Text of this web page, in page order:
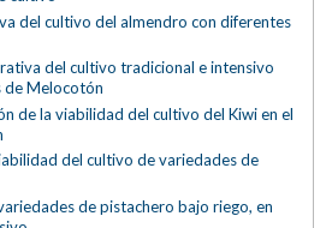
del cultivo del almendro con diferentes
del cultivo tradicional e intensivo
de Melocotón
de la viabilidad del cultivo del Kiwi en el
del cultivo de variedades de
de pistachero bajo riego, en